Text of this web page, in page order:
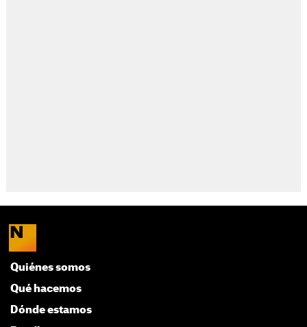
Quiénes somos
Qué hacemos
Dónde estamos